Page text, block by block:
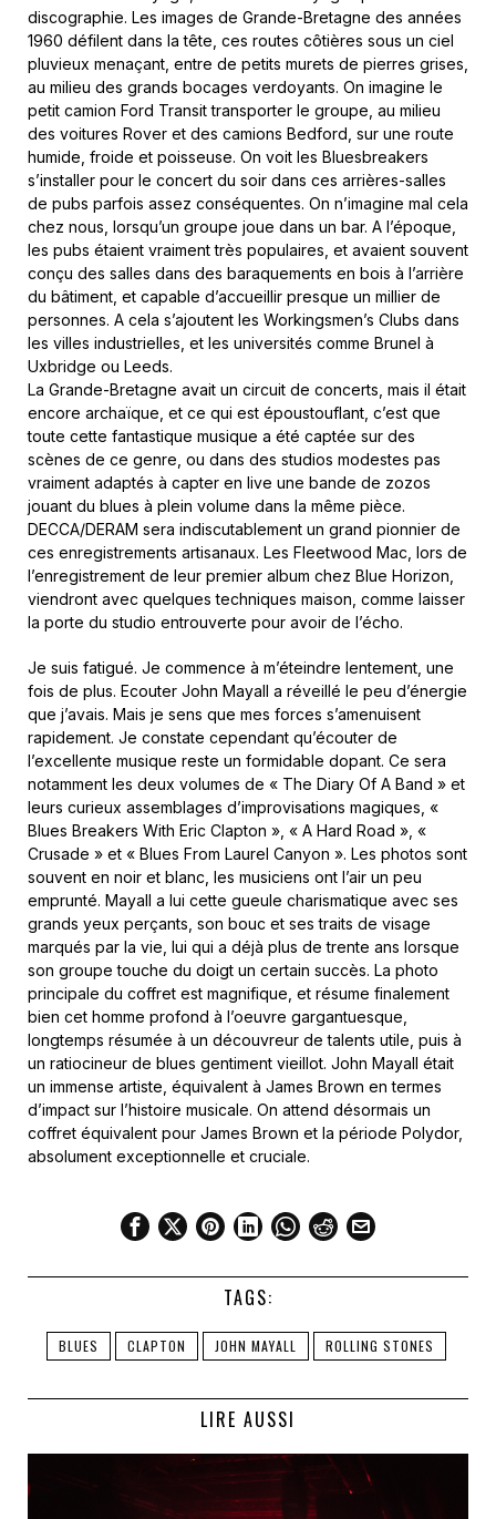
discographie. Les images de Grande-Bretagne des années
1960 défilent dans la tête, ces routes côtières sous un ciel
pluvieux menaçant, entre de petits murets de pierres grises,
au milieu des grands bocages verdoyants. On imagine le
petit camion Ford Transit transporter le groupe, au milieu
des voitures Rover et des camions Bedford, sur une route
humide, froide et poisseuse. On voit les Bluesbreakers
s’installer pour le concert du soir dans ces arrières-salles
de pubs parfois assez conséquentes. On n’imagine mal cela
chez nous, lorsqu’un groupe joue dans un bar. A l’époque,
les pubs étaient vraiment très populaires, et avaient souvent
conçu des salles dans des baraquements en bois à l’arrière
du bâtiment, et capable d’accueillir presque un millier de
personnes. A cela s’ajoutent les Workingsmen’s Clubs dans
les villes industrielles, et les universités comme Brunel à
Uxbridge ou Leeds.
La Grande-Bretagne avait un circuit de concerts, mais il était
encore archaïque, et ce qui est époustouflant, c’est que
toute cette fantastique musique a été captée sur des
scènes de ce genre, ou dans des studios modestes pas
vraiment adaptés à capter en live une bande de zozos
jouant du blues à plein volume dans la même pièce.
DECCA/DERAM sera indiscutablement un grand pionnier de
ces enregistrements artisanaux. Les Fleetwood Mac, lors de
l’enregistrement de leur premier album chez Blue Horizon,
viendront avec quelques techniques maison, comme laisser
la porte du studio entrouverte pour avoir de l’écho.
Je suis fatigué. Je commence à m’éteindre lentement, une
fois de plus. Ecouter John Mayall a réveillé le peu d’énergie
que j’avais. Mais je sens que mes forces s’amenuisent
rapidement. Je constate cependant qu’écouter de
l’excellente musique reste un formidable dopant. Ce sera
notamment les deux volumes de « The Diary Of A Band » et
leurs curieux assemblages d’improvisations magiques, «
Blues Breakers With Eric Clapton », « A Hard Road », «
Crusade » et « Blues From Laurel Canyon ». Les photos sont
souvent en noir et blanc, les musiciens ont l’air un peu
emprunté. Mayall a lui cette gueule charismatique avec ses
grands yeux perçants, son bouc et ses traits de visage
marqués par la vie, lui qui a déjà plus de trente ans lorsque
son groupe touche du doigt un certain succès. La photo
principale du coffret est magnifique, et résume finalement
bien cet homme profond à l’oeuvre gargantuesque,
longtemps résumée à un découvreur de talents utile, puis à
un ratiocineur de blues gentiment vieillot. John Mayall était
un immense artiste, équivalent à James Brown en termes
d’impact sur l’histoire musicale. On attend désormais un
coffret équivalent pour James Brown et la période Polydor,
absolument exceptionnelle et cruciale.
TAGS:
BLUES CLAPTON JOHN MAYALL ROLLING STONES
LIRE AUSSI